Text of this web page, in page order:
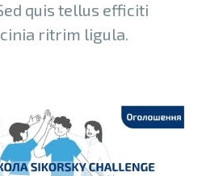
quis tellus efficiti
ritrim ligula.